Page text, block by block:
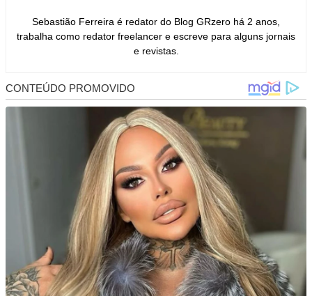
Sebastião Ferreira é redator do Blog GRzero há 2 anos,
trabalha como redator freelancer e escreve para alguns jornais
e revistas.